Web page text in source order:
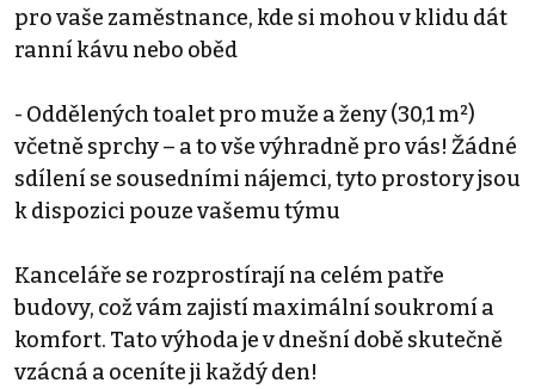
pro vaše zaměstnance, kde si mohou v klidu dát
ranní kávu nebo oběd
- Oddělených toalet pro muže a ženy (30,1 m²)
včetně sprchy – a to vše výhradně pro vás! Žádné
sdílení se sousedními nájemci, tyto prostory jsou
k dispozici pouze vašemu týmu
Kanceláře se rozprostírají na celém patře
budovy, což vám zajistí maximální soukromí a
komfort. Tato výhoda je v dnešní době skutečně
vzácná a oceníte ji každý den!